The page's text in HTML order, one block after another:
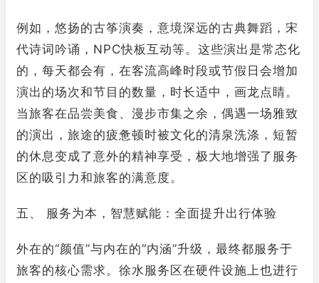
例如，悠扬的古筝演奏，意境深远的古典舞蹈，宋
代诗词吟诵，NPC快板互动等。这些演出是常态化
的，每天都会有，在客流高峰时段或节假日会增加
演出的场次和节目的数量，时长适中，画龙点睛。
当旅客在品尝美食、漫步市集之余，偶遇一场雅致
的演出，旅途的疲惫顿时被文化的清泉洗涤，短暂
的休息变成了意外的精神享受，极大地增强了服务
区的吸引力和旅客的满意度。
五、 服务为本，智慧赋能：全面提升出行体验
外在的“颜值”与内在的“内涵”升级，最终都服务于
旅客的核心需求。徐水服务区在硬件设施上也进行